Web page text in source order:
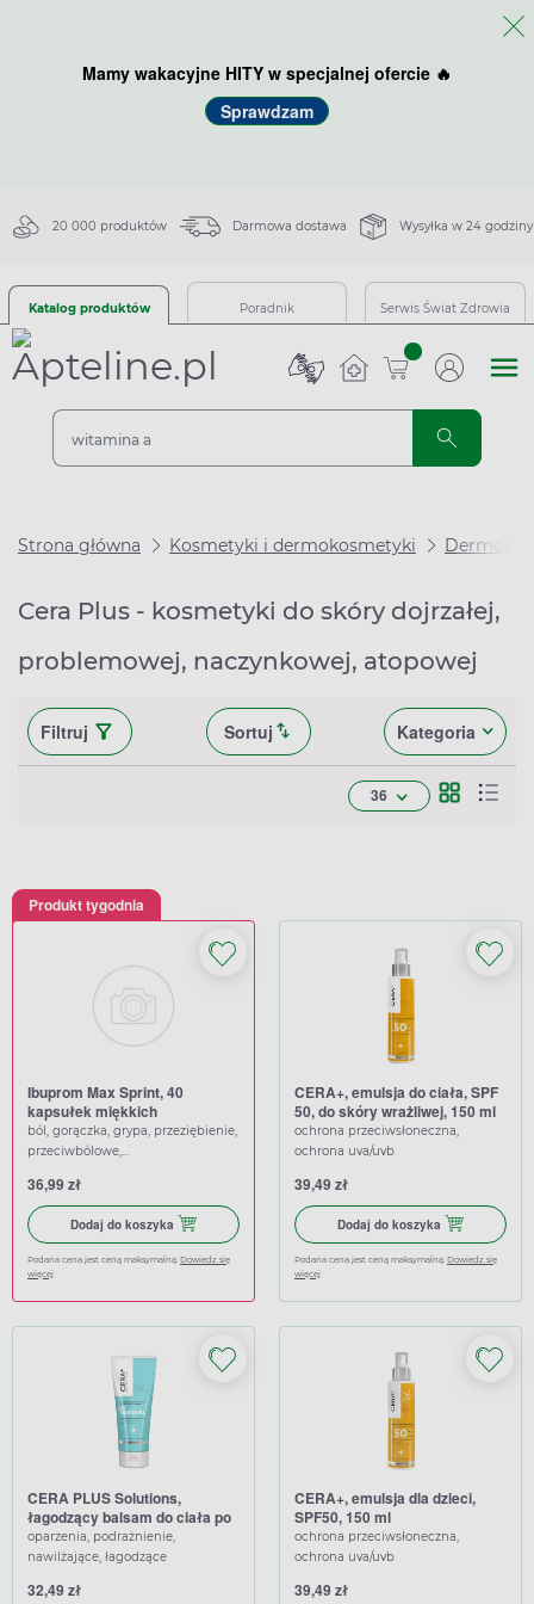
Mamy wakacyjne HITY w specjalnej ofercie 🔥
Sprawdzam
20 000 produktów Darmowa dostawa Wysyłka w 24 godziny
Katalog produktów Poradnik Serwis Świat Zdrowia
sztuk
Strona główna Kosmetyki i dermokosmetyki
Cera Plus - kosmetyki do skóry dojrzałej,
problemowej, naczynkowej, atopowej
Filtruj Sortuj Kategoria
36
Produkt tygodnia
Ibuprom Max Sprint, 40
kapsułek miękkich
ból, gorączka, grypa, przeziębienie,
przeciwbólowe,
36,99 zł
Dodaj do koszyka Dodaj do koszyka Ibuprom Max Sprint, 40 kapsułek miękkich
Podana cena jest ceną maksymalną. Dowiedz się
więcej
CERA+, emulsja do ciała, SPF
50, do skóry wrażliwej, 150 ml
ochrona przeciwsłoneczna,
ochrona uva/uvb
39,49 zł
Dodaj do koszyka Dodaj do
Podana cena jest ceną maksymalną. Dowiedz się
więcej
CERA PLUS Solutions,
łagodzący balsam do ciała po
opalaniu z aloesem, 200 ml
oparzenia, podrażnienie,
nawilżające, łagodzące
32,49 zł
CERA+, emulsja dla dzieci,
SPF50, 150 ml
ochrona przeciwsłoneczna,
ochrona uva/uvb
39,49 zł